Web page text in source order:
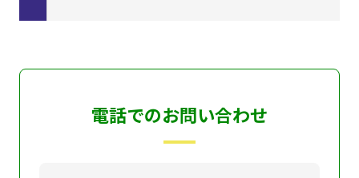
電話でのお問い合わせ